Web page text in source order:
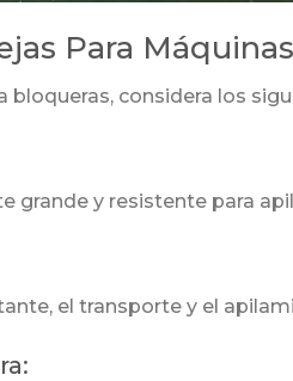
Para
considera los
grande y resistente para
el transporte y el